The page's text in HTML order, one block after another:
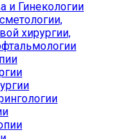
и Гинекологии
хирургии,